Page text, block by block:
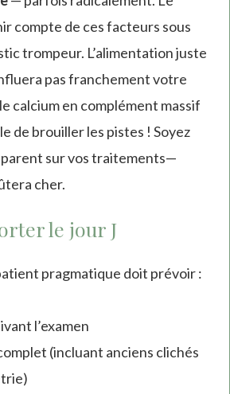
compte de ces facteurs sous
trompeur. L’alimentation juste
pas franchement votre
calcium en complément massif
de brouiller les pistes ! Soyez
sur vos traitements—
cher.
le jour J
pragmatique doit prévoir :
l’examen
(incluant anciens clichés